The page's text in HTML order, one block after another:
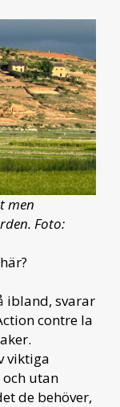
men
Foto:
ibland, svarar
contre la
viktiga
utan
de behöver,